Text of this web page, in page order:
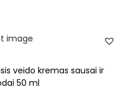
veido kremas sausai ir
50 ml